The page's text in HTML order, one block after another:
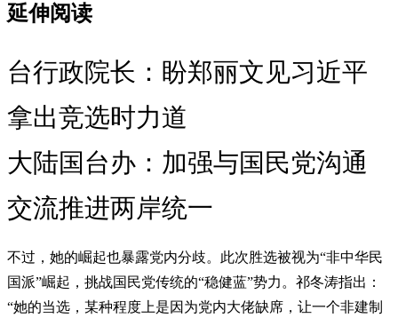
延伸阅读
台行政院长：盼郑丽文见习近平
拿出竞选时力道
大陆国台办：加强与国民党沟通
交流推进两岸统一
不过，她的崛起也暴露党内分歧。此次胜选被视为“非中华民
国派”崛起，挑战国民党传统的“稳健蓝”势力。祁冬涛指出：
“她的当选，某种程度上是因为党内大佬缺席，让一个非建制